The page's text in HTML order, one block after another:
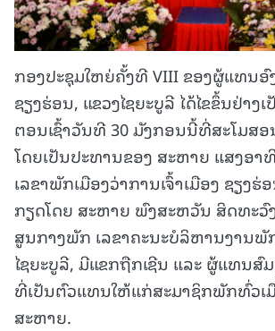
ກອງປະຊຸມໃຫຍ່ຄັ້ງທີ VIII ຂອງຜູ້ແທນອົ
ຊຽງຮ່ອນ, ແຂວງໄຊຍະບູລີ ໄດ້ໄຂຂຶ້ນຢ່າງ
ຕອນເຊົ້າວັນທີ 30 ມັງກອນນີ້ທີ່ສະໂມສອ
ໂດຍເປັນປະທານຂອງ ສະຫາຍ ແສງອາ
ເລຂາພັກເມືອງວ່າການເຈົ້າເມືອງ ຊຽງຮ່
ກຽດໂດຍ ສະຫາຍ ພົງສະຫວັນ ສິດທະວົ
ສູນກາງພັກ ເລຂາຄະນະບໍລິຫານງານພັກ
ໄຊຍະບູລີ, ມີແຂກຖືກເຊີນ ແລະ ຜູ້ແທນສົ
ທີ່ເປັນຕົວແທນໃຫ້ແກ່ສະມາຊິກພັກທົ່ວເ
ສະຫາຍ.